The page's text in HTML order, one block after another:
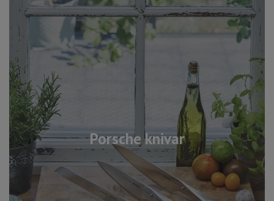
Porsche knivar